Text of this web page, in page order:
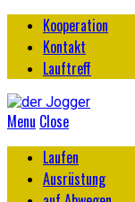
Kooperation
Kontakt
Lauftreff
Menu Close
Laufen
Ausrüstung